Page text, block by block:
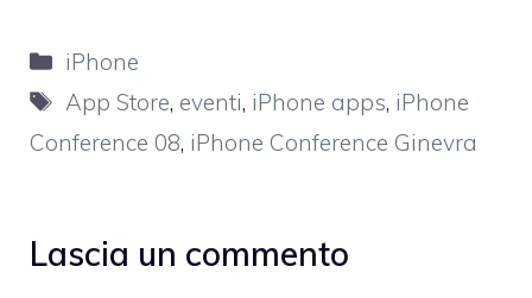
Categorie
iPhone
Tag
App Store, eventi, iPhone apps, iPhone
Conference 08, iPhone Conference Ginevra
Lascia un commento